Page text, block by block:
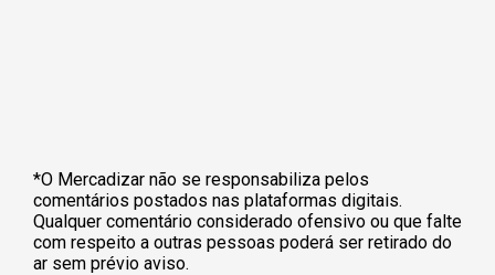
*O Mercadizar não se responsabiliza pelos
comentários postados nas plataformas digitais.
Qualquer comentário considerado ofensivo ou que falte
com respeito a outras pessoas poderá ser retirado do
ar sem prévio aviso.